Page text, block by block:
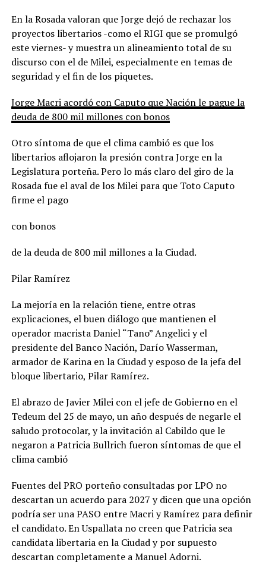
En la Rosada valoran que Jorge dejó de rechazar los
proyectos libertarios -como el RIGI que se promulgó
este viernes- y muestra un alineamiento total de su
discurso con el de Milei, especialmente en temas de
seguridad y el fin de los piquetes.
Jorge Macri acordó con Caputo que Nación le pague la
deuda de 800 mil millones con bonos
Otro síntoma de que el clima cambió es que los
libertarios aflojaron la presión contra Jorge en la
Legislatura porteña. Pero lo más claro del giro de la
Rosada fue el aval de los Milei para que Toto Caputo
firme el pago
con bonos
de la deuda de 800 mil millones a la Ciudad.
Pilar Ramírez
La mejoría en la relación tiene, entre otras
explicaciones, el buen diálogo que mantienen el
operador macrista Daniel “Tano” Angelici y el
presidente del Banco Nación, Darío Wasserman,
armador de Karina en la Ciudad y esposo de la jefa del
bloque libertario, Pilar Ramírez.
El abrazo de Javier Milei con el jefe de Gobierno en el
Tedeum del 25 de mayo, un año después de negarle el
saludo protocolar, y la invitación al Cabildo que le
negaron a Patricia Bullrich fueron síntomas de que el
clima cambió
Fuentes del PRO porteño consultadas por LPO no
descartan un acuerdo para 2027 y dicen que una opción
podría ser una PASO entre Macri y Ramírez para definir
el candidato. En Uspallata no creen que Patricia sea
candidata libertaria en la Ciudad y por supuesto
descartan completamente a Manuel Adorni.